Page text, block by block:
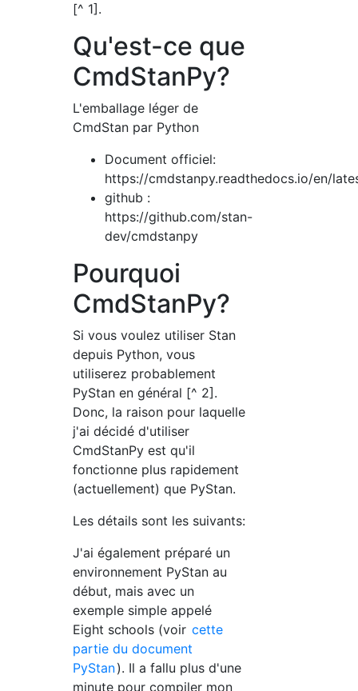
[^ 1].
Qu'est-ce que
CmdStanPy?
L'emballage léger de
CmdStan par Python
Document officiel:
https://cmdstanpy.readthedocs.io/en/
github :
https://github.com/stan-
dev/cmdstanpy
Pourquoi
CmdStanPy?
Si vous voulez utiliser Stan
depuis Python, vous
utiliserez probablement
PyStan en général [^ 2].
Donc, la raison pour laquelle
j'ai décidé d'utiliser
CmdStanPy est qu'il
fonctionne plus rapidement
(actuellement) que PyStan.
Les détails sont les suivants:
J'ai également préparé un
environnement PyStan au
début, mais avec un
exemple simple appelé
Eight schools (voir cette
partie du document
PyStan). Il a fallu plus d'une
minute pour compiler mon